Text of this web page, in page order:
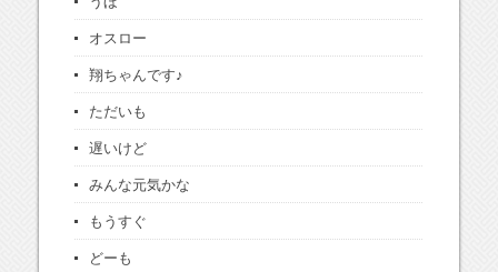
オスロー
翔ちゃんです♪
ただいも
遅いけど
みんな元気かな
もうすぐ
どーも